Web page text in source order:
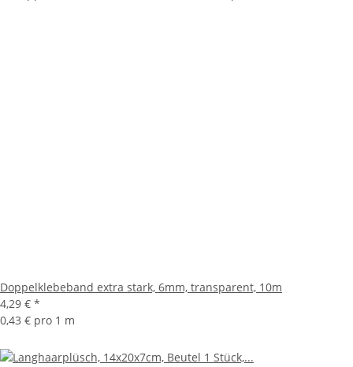
Doppelklebeband extra stark, 6mm, transparent, 10m
4,29 € *
0,43 € pro 1 m